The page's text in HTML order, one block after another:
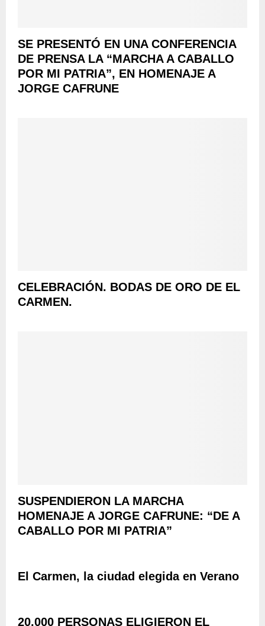
SE PRESENTÓ EN UNA CONFERENCIA
DE PRENSA LA “MARCHA A CABALLO
POR MI PATRIA”, EN HOMENAJE A
JORGE CAFRUNE
CELEBRACIÓN. BODAS DE ORO DE EL
CARMEN.
SUSPENDIERON LA MARCHA
HOMENAJE A JORGE CAFRUNE: “DE A
CABALLO POR MI PATRIA”
El Carmen, la ciudad elegida en Verano
20.000 PERSONAS ELIGIERON EL